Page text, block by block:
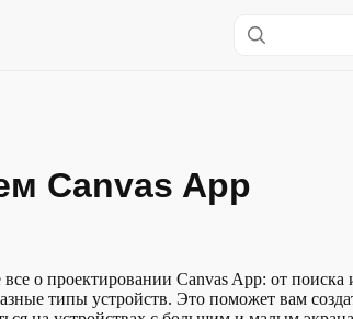
Canvas App
все о проектировании Canvas App: от
типы устройств. Это поможет вам